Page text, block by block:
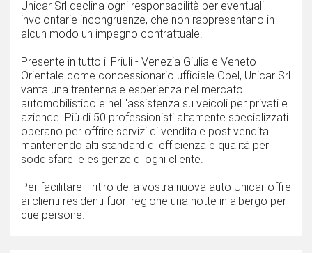
Unicar Srl declina ogni responsabilità per eventuali
involontarie incongruenze, che non rappresentano in
alcun modo un impegno contrattuale.
Presente in tutto il Friuli - Venezia Giulia e Veneto
Orientale come concessionario ufficiale Opel, Unicar Srl
vanta una trentennale esperienza nel mercato
automobilistico e nell''assistenza su veicoli per privati e
aziende. Più di 50 professionisti altamente specializzati
operano per offrire servizi di vendita e post vendita
mantenendo alti standard di efficienza e qualità per
soddisfare le esigenze di ogni cliente.
Per facilitare il ritiro della vostra nuova auto Unicar offre
ai clienti residenti fuori regione una notte in albergo per
due persone.